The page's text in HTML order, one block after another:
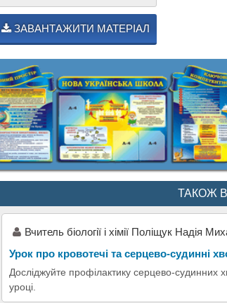
ЗАВАНТАЖИТИ МАТЕРІАЛ
ТАКОЖ
Вчитель біології і хімії Поліщук Надія
Урок про кровотечі та серцево-судинні
Досліджуйте профілактику серцево-
уроці.